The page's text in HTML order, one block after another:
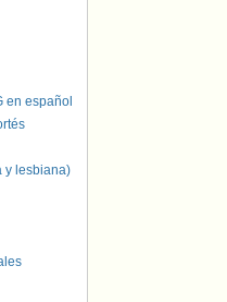
en español
y lesbiana)